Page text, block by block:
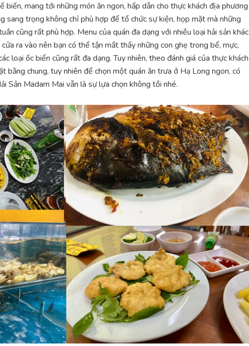
biến, mang tới những món ăn ngon, hấp dẫn cho thực khách địa phương
sang trọng không chỉ phù hợp để tổ chức sự kiện, họp mặt mà những
cũng rất phù hợp. Menu của quán đa dạng với nhiều loại hải sản khác
ra vào nên bạn có thể tận mắt thấy những con ghẹ trong bể, mực,
loại ốc biển cũng rất đa dạng. Tuy nhiên, theo đánh giá của thực khách
bằng chung, tuy nhiên để chọn một quán ăn trưa ở Hạ Long ngon, có
Sản Madam Mai vẫn là sự lựa chọn không tồi nhé.